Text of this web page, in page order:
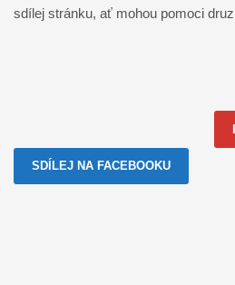
sdílej stránku, ať mohou pomoci
SDÍLEJ NA FACEBOOKU